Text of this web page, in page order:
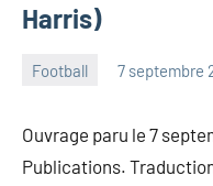
Harris)
Football 7 septembre
Ouvrage paru le 7
Publications.